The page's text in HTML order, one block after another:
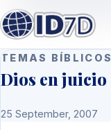
TEMAS BÍBLICOS
Dios en juicio
25 September, 2007